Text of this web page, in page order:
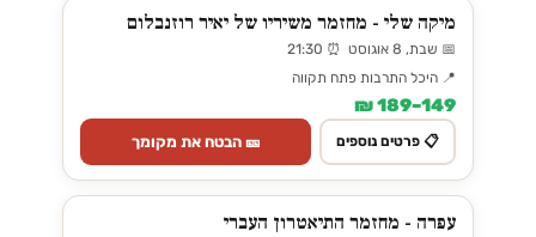
מיקה שלי - מחזמר משיריו של יאיר רוזנבלום
📅 שבת, 8 אוגוסט ⏰ 21:30
📍 היכל התרבות פתח תקווה
149–189 ₪
📋 פרטים נוספים 🎫 הבטח את מקומך
עפרה - מחזמר התיאטרון העברי